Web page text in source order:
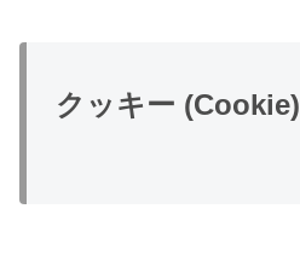
クッキー (Cookie)